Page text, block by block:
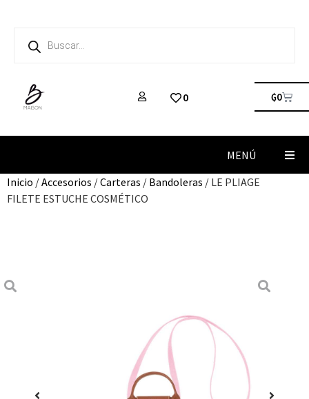
0 ₲0
MENÚ
Inicio /Accesorios /Carteras / Bandoleras / LE PLIAGE
FILETE ESTUCHE COSMÉTICO